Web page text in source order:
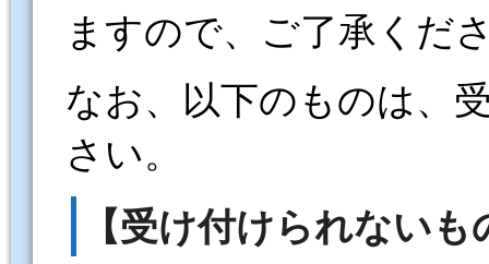
ますので、ご了承くだ
なお、以下のものは、
さい。
【受け付けられないも